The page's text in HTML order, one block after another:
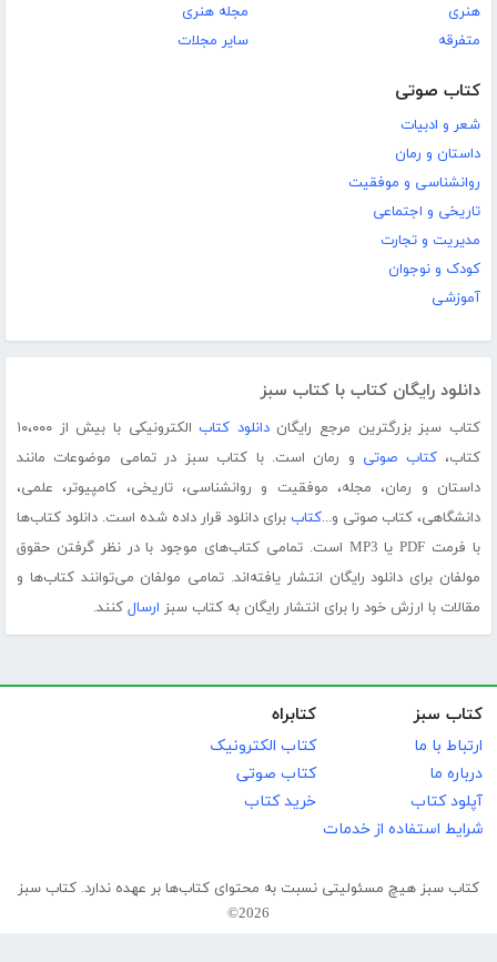
هنری
متفرقه
مجله هنری
سایر مجلات
کتاب صوتی
شعر و ادبیات
داستان و رمان
روانشناسی و موفقیت
تاریخی و اجتماعی
مدیریت و تجارت
کودک و نوجوان
آموزشی
دانلود رایگان کتاب با کتاب سبز
کتاب سبز بزرگترین مرجع رایگاندانلود کتاب
الکترونیکی با بیش از ۱۰،۰۰۰
کتاب،کتاب صوتی و رمان است. با کتاب سبز در تمامی موضوعات مانند
داستان و رمان، مجله، موفقیت و روانشناسی، تاریخی، کامپیوتر، علمی،
دانشگاهی، کتاب صوتی و...کتاب برای دانلود قرار داده شده است. دانلود کتاب‌ها
با فرمت PDF یا MP3 است. تمامی کتاب‌های موجود با در نظر گرفتن حقوق
مولفان برای دانلود رایگان انتشار یافته‌اند. تمامی مولفان می‌توانند کتاب‌ها و
مقالات با ارزش خود را برای انتشار رایگان به کتاب سبز ارسال کنند.
کتاب سبز
ارتباط با ما
درباره ما
آپلود کتاب
شرایط استفاده از خدمات
کتابراه
کتاب الکترونیک
کتاب صوتی
خرید کتاب
کتاب سبز هیچ مسئولیتی نسبت به محتوای کتاب‌ها بر عهده ندارد. کتاب سبز
2026©